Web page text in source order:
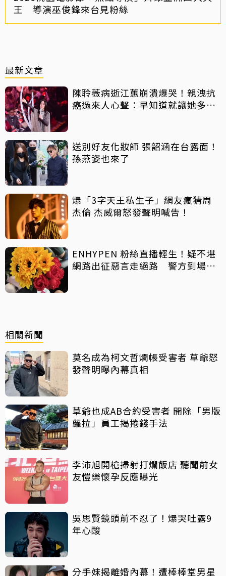
王 導演巫俊鋒來台見粉絲
最新文章
陳聆薇病逝江蕙崩潰爆哭！親洩抗
癌過來人心聲：早知道就讓她多化
送別好友化妝師 張韶涵在台露面！
孫燕姿也來了
爆「3字天王私生子」網友瘋猜周
杰倫 杰威爾怒發聲明喊告！
ENHYPEN 粉絲直播輕生！疑不堪
網路出征惡言走絕路 警方到場已
相關新聞
莫名成為柯文哲爛帳受害者 草爺怒
發聲明曝內幕真相
草爺也成AB合約受害者 開除「男版
蘿拉」員工揭捲錢手法
李沛旭開槍掃射打爛飯店 聽聞前女
友愷樂懷孕反應曝光
吳思賢鏡頭前不忍了！爆哭吐露9
年心酸
分手妹揭離婚內幕！遭棒棒堂男星